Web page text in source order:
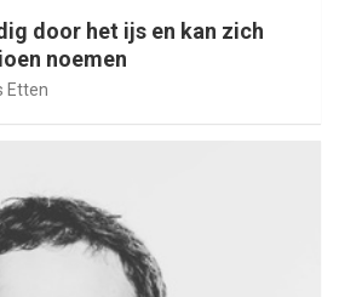
door het ijs en kan zich
noemen
Etten